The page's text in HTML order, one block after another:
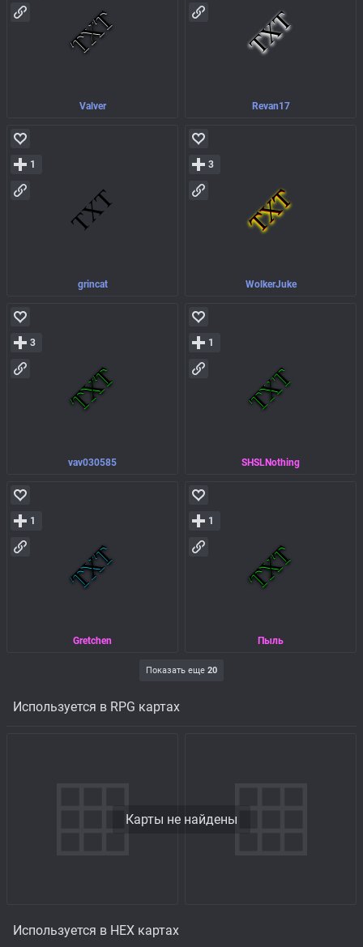
Valver Revan17
grincat
1
WolkerJuke
3
vav030585
3
SHSLNothing
1
Gretchen
1
Пыль
1
Показать еще 20
Используется в RPG картах
Карты не найдены
Используется в HEX картах